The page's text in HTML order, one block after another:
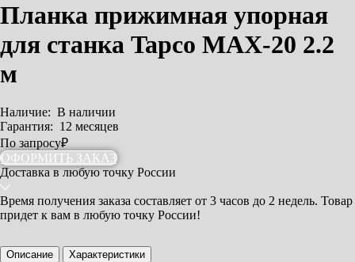
Планка прижимная упорная
для станка Tapco MAX-20 2.2
м
Наличие: В наличии
Гарантия: 12 месяцев
По запросу₽
ОФОРМИТЬ ЗАКАЗ
Доставкав любую точку России
Время получения заказа составляет от 3 часов до 2 недель. Товар
придет к вам в любую точку России!
Описание Характеристики